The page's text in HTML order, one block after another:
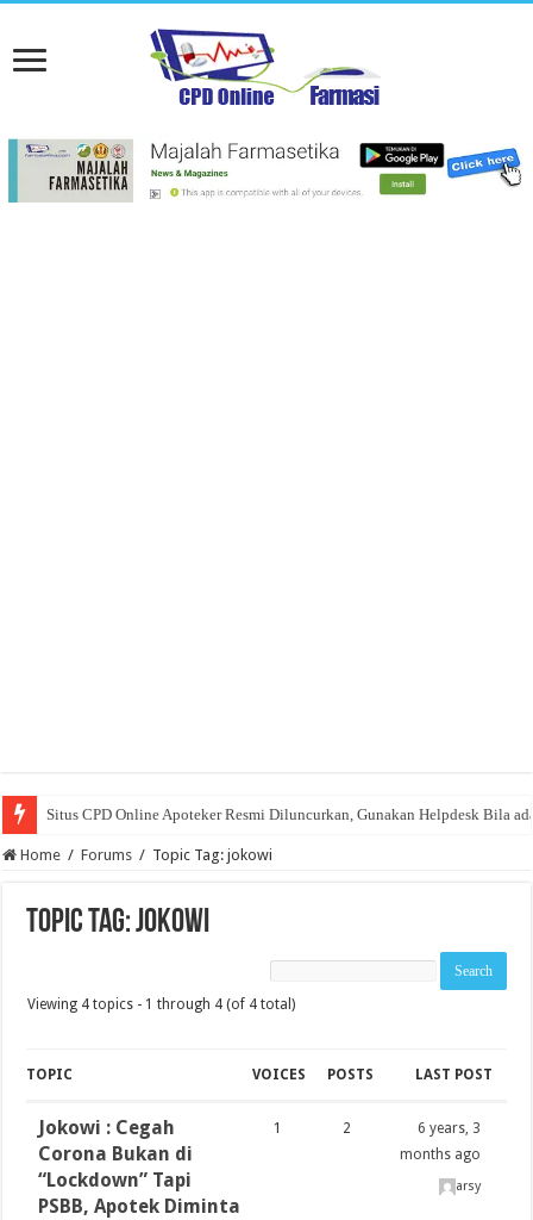
Situs CPD Online Apoteker Resmi Diluncurkan, Gunakan Helpdesk Bila
Home / Forums / Topic Tag: jokowi
Topic Tag: jokowi
Viewing 4 topics - 1 through 4 (of 4 total)
TOPIC VOICES POSTS LAST POST
Jokowi : Cegah
Corona Bukan di
“Lockdown” Tapi
PSBB, Apotek Diminta
1 2
6 years, 3
months ago
arsy